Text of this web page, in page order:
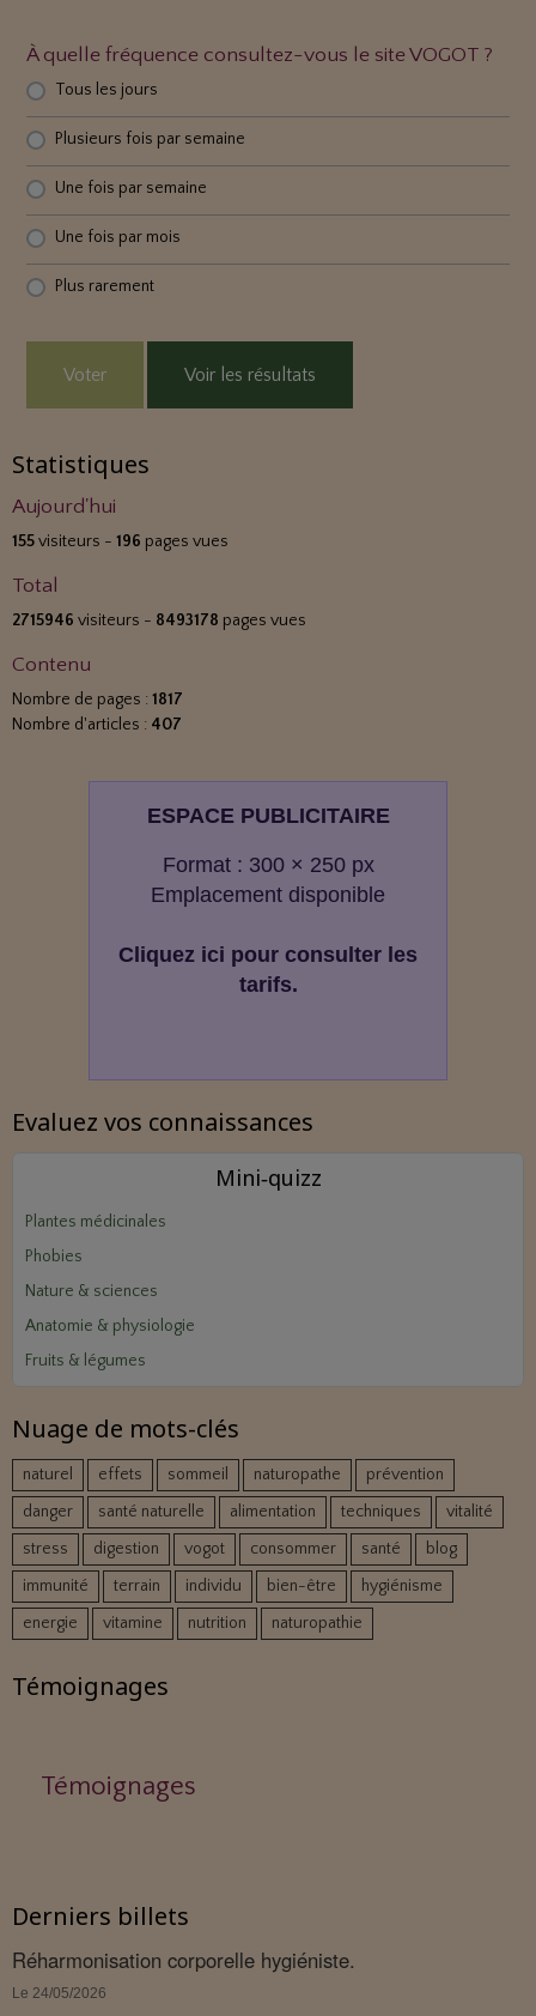
À quelle fréquence consultez-vous le site VOGOT ?
Tous les jours
Plusieurs fois par semaine
Une fois par semaine
Une fois par mois
Plus rarement
Voter Voir les résultats
Statistiques
Aujourd'hui
155visiteurs - 196 pages vues
Total
2715946 visiteurs - 8493178 pages vues
Contenu
Nombre de pages : 1817
Nombre d'articles : 407
ESPACE PUBLICITAIRE
Format : 300 × 250 px
Emplacement disponible
Cliquez ici pour consulter les
tarifs.
Evaluez vos connaissances
Mini‑quizz
Plantes médicinales
Phobies
Nature & sciences
Anatomie & physiologie
Fruits & légumes
Nuage de mots-clés
naturel effets sommeil naturopathe
prévention
danger
santé naturelle alimentation techniques
vitalité
stress
digestion vogot consommer santé
blog
immunité
terrain individu bien-être
hygiénisme
energie
vitamine nutrition naturopathie
Témoignages
Témoignages
Derniers billets
Réharmonisation corporelle hygiéniste.
Le 24/05/2026